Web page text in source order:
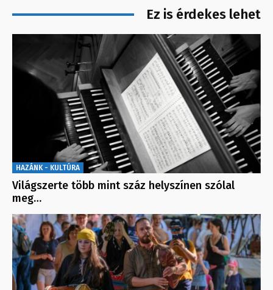
Ez is érdekes lehet
HAZÁNK - KULTÚRA
Világszerte több mint száz helyszínen szólal
meg…